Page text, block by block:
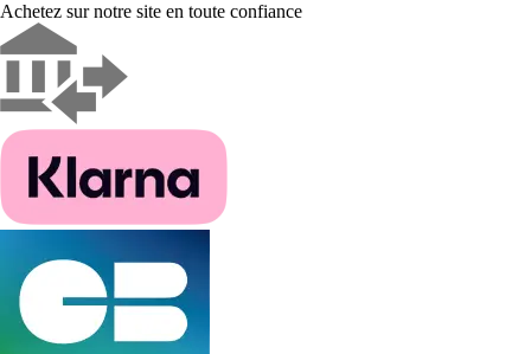
Achetez sur notre site en toute confiance